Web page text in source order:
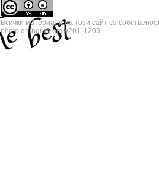
Всички материали на този сайт са
photo.drundrun.org v20111205